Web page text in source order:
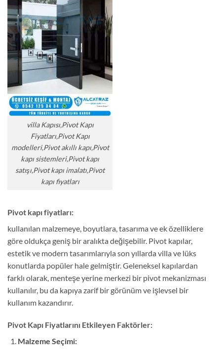
villa Kapısı,Pivot Kapı
Fiyatları,Pivot Kapı
modelleri,Pivot akıllı kapı,Pivot
kapı sistemleri,Pivot kapı
satışı,Pivot kapı imalatı,Pivot
kapı fiyatları
Pivot kapı fiyatları:
kullanılan malzemeye, boyutlara, tasarıma ve ek özelliklere
göre oldukça geniş bir aralıkta değişebilir. Pivot kapılar,
estetik ve modern tasarımlarıyla son yıllarda villa ve lüks
konutlarda popüler hale gelmiştir. Geleneksel kapılardan
farklı olarak, menteşe yerine merkezi bir pivot mekanizması
kullanılır, bu da kapıya zarif bir görünüm ve işlevsel bir
kullanım kazandırır.
Pivot Kapı Fiyatlarını Etkileyen Faktörler:
Malzeme Seçimi: